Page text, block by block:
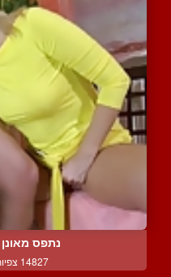
נתפס
14827 צפיות